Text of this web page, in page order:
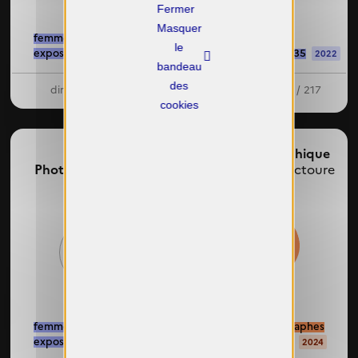
femmes photographes
exposées : 3 / 3
dirigeante : 0 / 1
enseignantes : 20 / 35 2022
étudiantes : 126 / 217
Photographiques ,
femmes photographes
exposées : 3 / 5
Eté photographique
Lectoure
femmes photographes
2024
X
Masquer
le
bandeau
des
cookies